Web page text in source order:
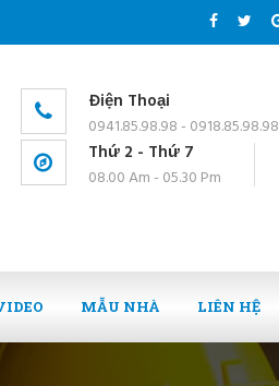
Điện Thoại
0941.85.98.98 - 0918.85.98.98
Thứ 2 - Thứ 7
08.00 Am - 05.30 Pm
MẪU NHÀ LIÊN HỆ